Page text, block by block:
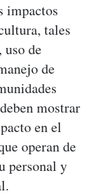
impactos
tales
de
de
mostrar
en el
operan de
personal y